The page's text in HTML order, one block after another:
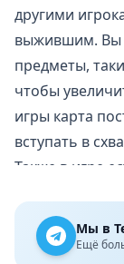
другими
выжившим. Вы
предметы,
чтобы
игры карта
вступать в
Также в игре
сражаться
игру ещё
Мы в
Ещё